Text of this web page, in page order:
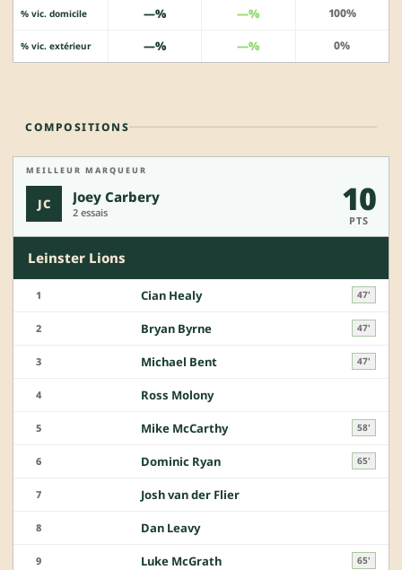
% vic. domicile —% —% 100%
% vic. extérieur —% —% 0%
COMPOSITIONS
MEILLEUR MARQUEUR
JC Joey Carbery
2 essais 10
PTS
Leinster Lions
1 Cian Healy 47'
2 Bryan Byrne 47'
3 Michael Bent 47'
4 Ross Molony
5 Mike McCarthy 58'
6 Dominic Ryan 65'
7 Josh van der Flier
8 Dan Leavy
9 Luke McGrath 65'